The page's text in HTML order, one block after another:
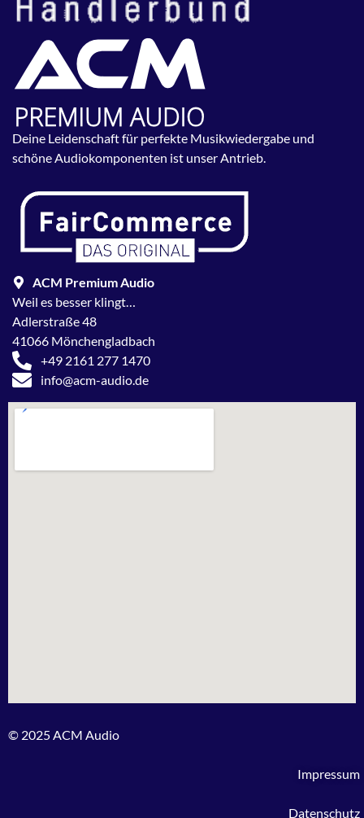
Deine Leidenschaft für perfekte Musikwiedergabe und
schöne Audiokomponenten ist unser Antrieb.
ACM Premium Audio
Weil es besser klingt…
Adlerstraße 48
41066 Mönchengladbach
+49 2161 277 1470
info@acm-audio.de
© 2025 ACM Audio
Impressum
Datenschutz